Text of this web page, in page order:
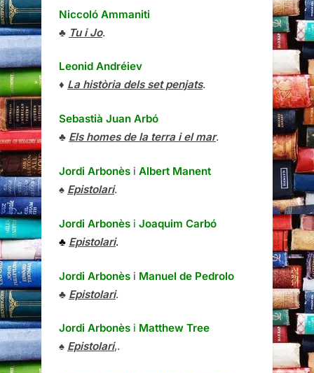
Niccoló Ammaniti
♣ Tu i Jo.
Leonid Andréiev
♦ La història dels set penjats.
Sebastià Juan Arbó
♣ Els homes de la terra i el mar.
Jordi Arbonès i Albert Manent
♠ Epistolari.
Jordi Arbonès i Joaquim Carbó
♣ Epistolari.
Jordi Arbonès i Manuel de Pedrolo
♣ Epistolari.
Jordi Arbonès i Matthew Tree
♠ Epistolari,.